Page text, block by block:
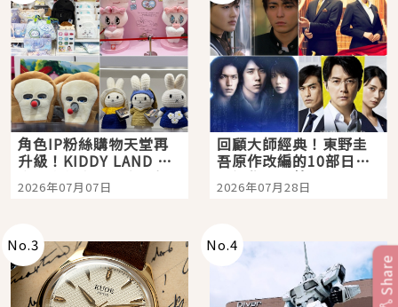
角色IP粉絲購物天堂再
升級！KIDDY LAND 原
宿店吉伊卡哇迎客，新
開幕 OMOKADO 店3分
2026年07月07日
回顧大師經典！東野圭
吾原作改編的10部日本
影視作品推薦
2026年07月28日
No.3 No.4
Share